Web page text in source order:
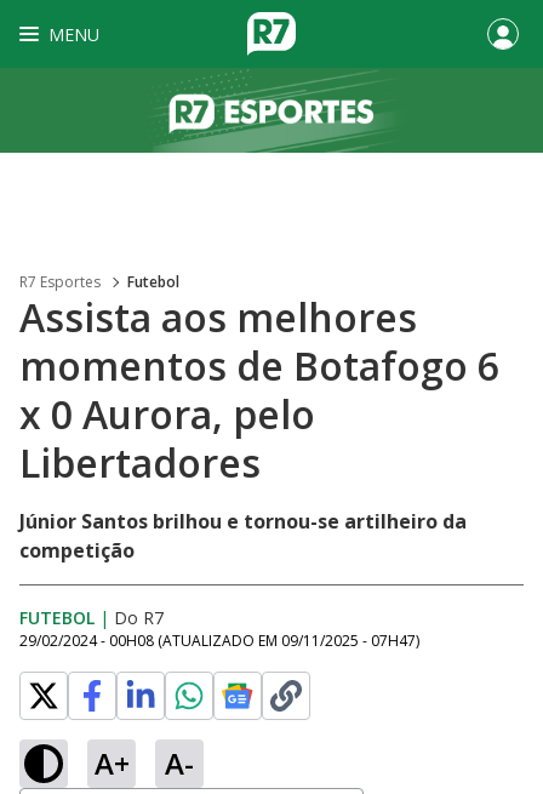
MENU
R7 Esportes Futebol
Assista aos melhores
momentos de Botafogo 6
x 0 Aurora, pelo
Libertadores
Júnior Santos brilhou e tornou-se artilheiro da
competição
FUTEBOL | Do R7
29/02/2024 - 00H08 (ATUALIZADO EM 09/11/2025 - 07H47)
A+ A-